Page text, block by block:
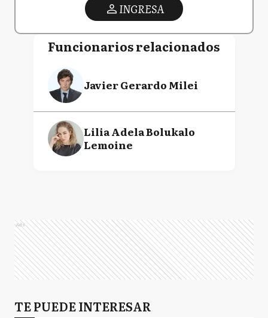
INGRESA
Funcionarios relacionados
Javier Gerardo Milei
Lilia Adela Bolukalo
Lemoine
Ads
TE PUEDE INTERESAR